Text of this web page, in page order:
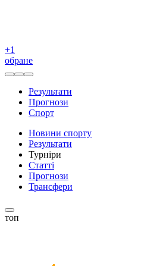
+1
обране
Результати
Прогнози
Спорт
Новини спорту
Результати
Турніри
Статті
Прогнози
Трансфери
топ